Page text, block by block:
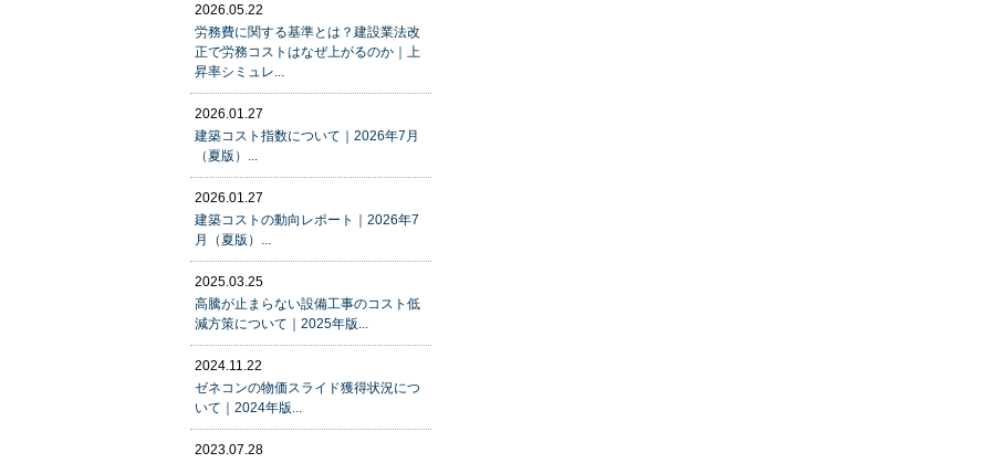
2026.05.22
労務費に関する基準とは？建設業法改
正で労務コストはなぜ上がるのか｜上
昇率シミュレ...
2026.01.27
建築コスト指数について｜2026年7月
（夏版）...
2026.01.27
建築コストの動向レポート｜2026年7
月（夏版）...
2025.03.25
高騰が止まらない設備工事のコスト低
減方策について｜2025年版...
2024.11.22
ゼネコンの物価スライド獲得状況につ
いて｜2024年版...
2023.07.28